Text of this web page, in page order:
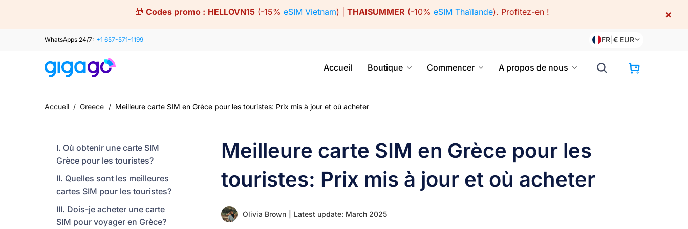
🎁 Codes promo : HELLOVN15(-15% eSIM Vietnam) | THAISUMMER (-10% eSIM Thaïlande). Profitez-en ! ×
WhatsApps 24/7: +1 657-571-1199 FR |€ EUR
Accueil Boutique Commencer A propos de nous
Accueil / Greece / Meilleure carte SIM en Grèce pour les touristes: Prix mis à jour et où acheter
I. Où obtenir une carte SIM
Grèce pour les touristes?
II. Quelles sont les meilleures
cartes SIM pour les touristes?
III. Dois-je acheter une carte
SIM pour voyager en Grèce?
Meilleure carte SIM en Grèce pour les
touristes: Prix mis à jour et où acheter
Olivia Brown Latest update: March 2025